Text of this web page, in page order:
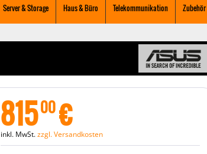
Server & Storage Haus & Büro Telekommunikation Zubehör
81500€
inkl. MwSt.zzgl. Versandkosten